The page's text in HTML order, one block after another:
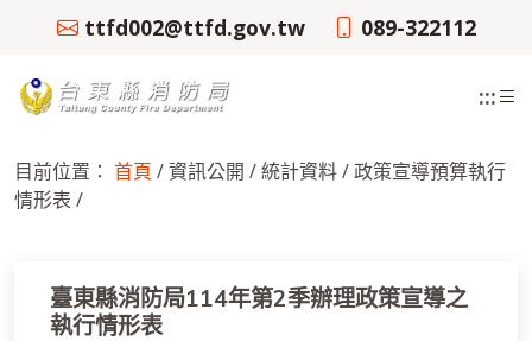
區
ttfd002@ttfd.gov.tw 089-322112
:::
目前位置： 首頁 / 資訊公開 / 統計資料 / 政策宣導預算執行
情形表 /
臺東縣消防局114年第2季辦理政策宣導之
執行情形表